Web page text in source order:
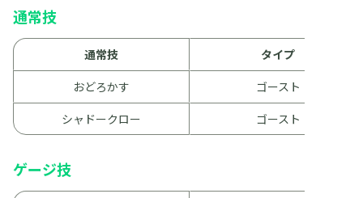
通常技
通常技
タイプ
おどろかす
ゴースト
シャドークロー
ゴースト
ゲージ技